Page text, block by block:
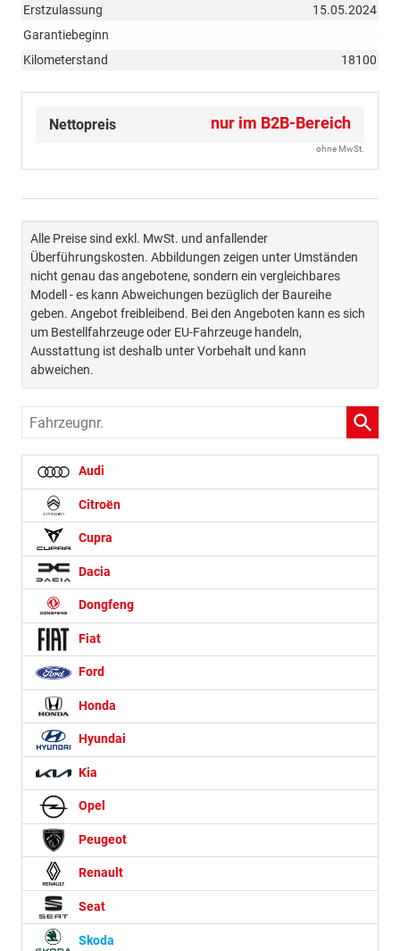
Erstzulassung
15.05.2024
Garantiebeginn
Kilometerstand
18100
Nettopreis nur im B2B-Bereich
ohne MwSt.
Alle Preise sind exkl. MwSt. und anfallender
Überführungskosten. Abbildungen zeigen unter Umständen
nicht genau das angebotene, sondern ein vergleichbares
Modell - es kann Abweichungen bezüglich der Baureihe
geben. Angebot freibleibend. Bei den Angeboten kann es sich
um Bestellfahrzeuge oder EU-Fahrzeuge handeln,
Ausstattung ist deshalb unter Vorbehalt und kann
abweichen.
Fahrzeugnr.
Audi
Citroën
Cupra
Dacia
Dongfeng
Fiat
Ford
Honda
Hyundai
Kia
Opel
Peugeot
Renault
Seat
Skoda